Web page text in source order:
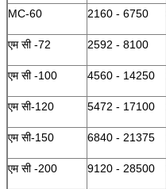
MC-60
2160 - 6750
एम सी -72
2592 - 8100
एम सी -100
4560 - 14250
एम सी-120
5472 - 17100
एम सी-150
6840 - 21375
एम सी -200
9120 - 28500